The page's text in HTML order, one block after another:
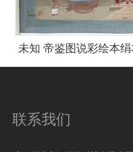
未知 帝鉴图说彩绘本
联系我们